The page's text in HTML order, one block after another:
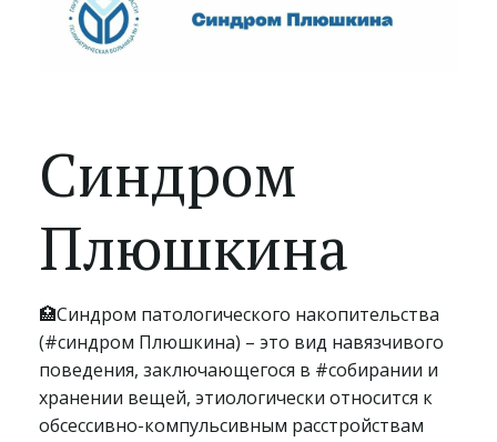
Синдром
Плюшкина
🏥Синдром патологического накопительства
(#синдром Плюшкина) – это вид навязчивого
поведения, заключающегося в #собирании и
хранении вещей, этиологически относится к
обсессивно-компульсивным расстройствам